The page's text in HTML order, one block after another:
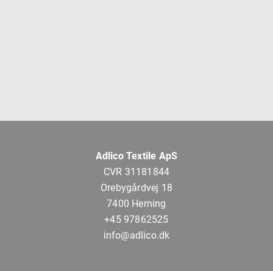
Adlico Textile ApS
CVR 31181844
Orebygårdvej 18
7400 Herning
+45 97862525
info@adlico.dk